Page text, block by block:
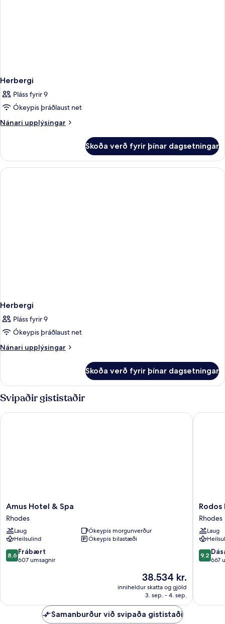
Herbergi
Pláss fyrir 9
Ókeypis þráðlaust net
Nánari upplýsingar
Nánari
Skoða verð fyrir þínar dagsetningar
Herbergi
Pláss fyrir 9
Ókeypis þráðlaust net
Nánari upplýsingar
Nánari
Skoða verð fyrir þínar dagsetningar
Svipaðir gististaðir
Amus
Hotel
&
Spa
Rhodes
Amus Hotel & Spa
Rhodes
Laug
Ókeypis morgunverður
Heilsulind
Ókeypis bílastæði
8.6
af
8,6 Frábært
607 umsagnir
Verðið
er
38.534 kr.
38.534 kr.
inniheldur skatta og gjöld
3. sep. - 4. sep.
Amus Hotel & Spa
Rodos
Leisure
&
Rhodes
Rodos
Rhodes
Laug
9.2
af
9,2
667
Rodos
Samanburður við svipaða gististaði